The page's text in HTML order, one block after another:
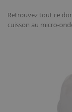
Retrouvez tout ce
cuisson au micro-